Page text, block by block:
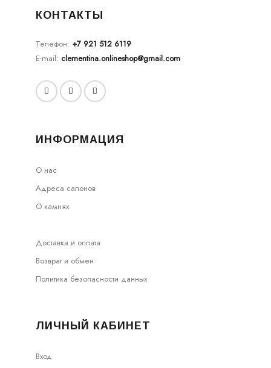
КОНТАКТЫ
Телефон: +7 921 512 6119
E-mail: clementina.onlineshop@gmail.com
ИНФОРМАЦИЯ
О нас
Адреса салонов
О камнях
Доставка и оплата
Возврат и обмен
Политика безопасности данных
ЛИЧНЫЙ КАБИНЕТ
Вход